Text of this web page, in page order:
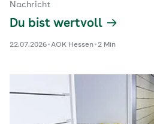
Nachricht
Du bist wertvoll
22.07.2026 AOK Hessen 2 Min